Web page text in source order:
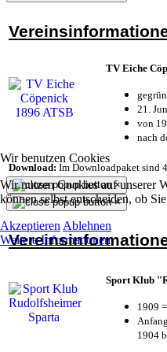
Wir benutzen Cookies
Wir nutzen Cookies auf unserer
können selbst entscheiden, ob
Akzeptieren Ablehnen
Weitere Informationen
TV Eiche
21.
von
nach
Download: Im Downloadpaket sind
×
×
Sport Klub
1909
1904